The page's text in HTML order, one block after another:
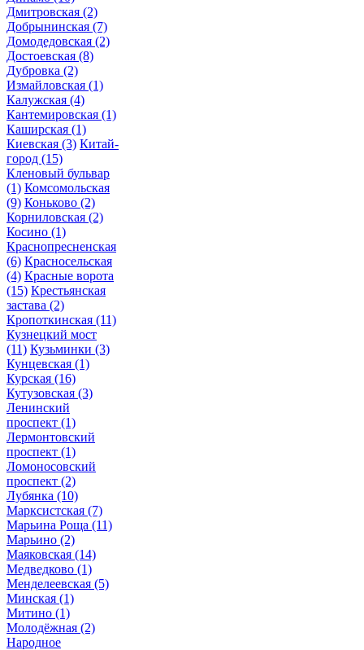
Дмитровская (2)
Добрынинская (7)
Домодедовская (2)
Достоевская (8)
Дубровка (2)
Измайловская (1)
Калужская (4)
Кантемировская (1)
Каширская (1)
Киевская (3) Китай-
город (15)
Кленовый бульвар
(1) Комсомольская
(9) Коньково (2)
Корниловская (2)
Косино (1)
Краснопресненская
(6) Красносельская
(4) Красные ворота
(15) Крестьянская
застава (2)
Кропоткинская (11)
Кузнецкий мост
(11) Кузьминки (3)
Кунцевская (1)
Курская (16)
Кутузовская (3)
Ленинский
проспект (1)
Лермонтовский
проспект (1)
Ломоносовский
проспект (2)
Лубянка (10)
Марксистская (7)
Марьина Роща (11)
Марьино (2)
Маяковская (14)
Медведково (1)
Менделеевская (5)
Минская (1)
Митино (1)
Молодёжная (2)
Народное